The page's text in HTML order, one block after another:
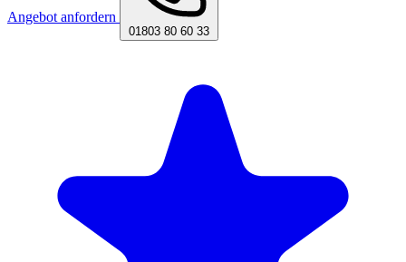
Angebot anfordern
01803 80 60 33